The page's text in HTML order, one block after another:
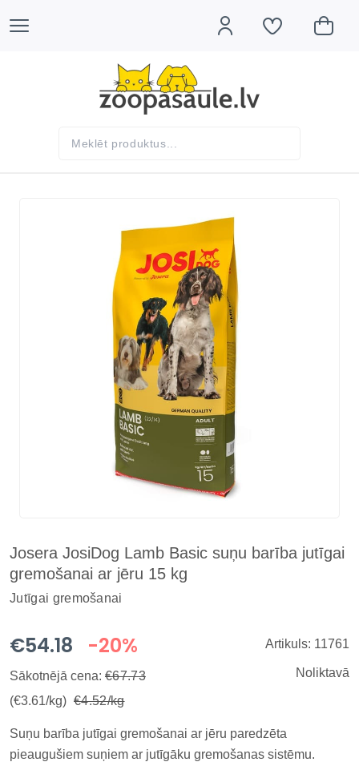
Josera JosiDog Lamb Basic suņu barība jutīgai
gremošanai ar jēru 15 kg
Jutīgai gremošanai
€54.18 -20%
Sākotnējā cena: €67.73
(€3.61/kg) €4.52/kg
Artikuls: 11761
Noliktavā
Suņu barība jutīgai gremošanai ar jēru paredzēta
pieaugušiem suņiem ar jutīgāku gremošanas sistēmu.